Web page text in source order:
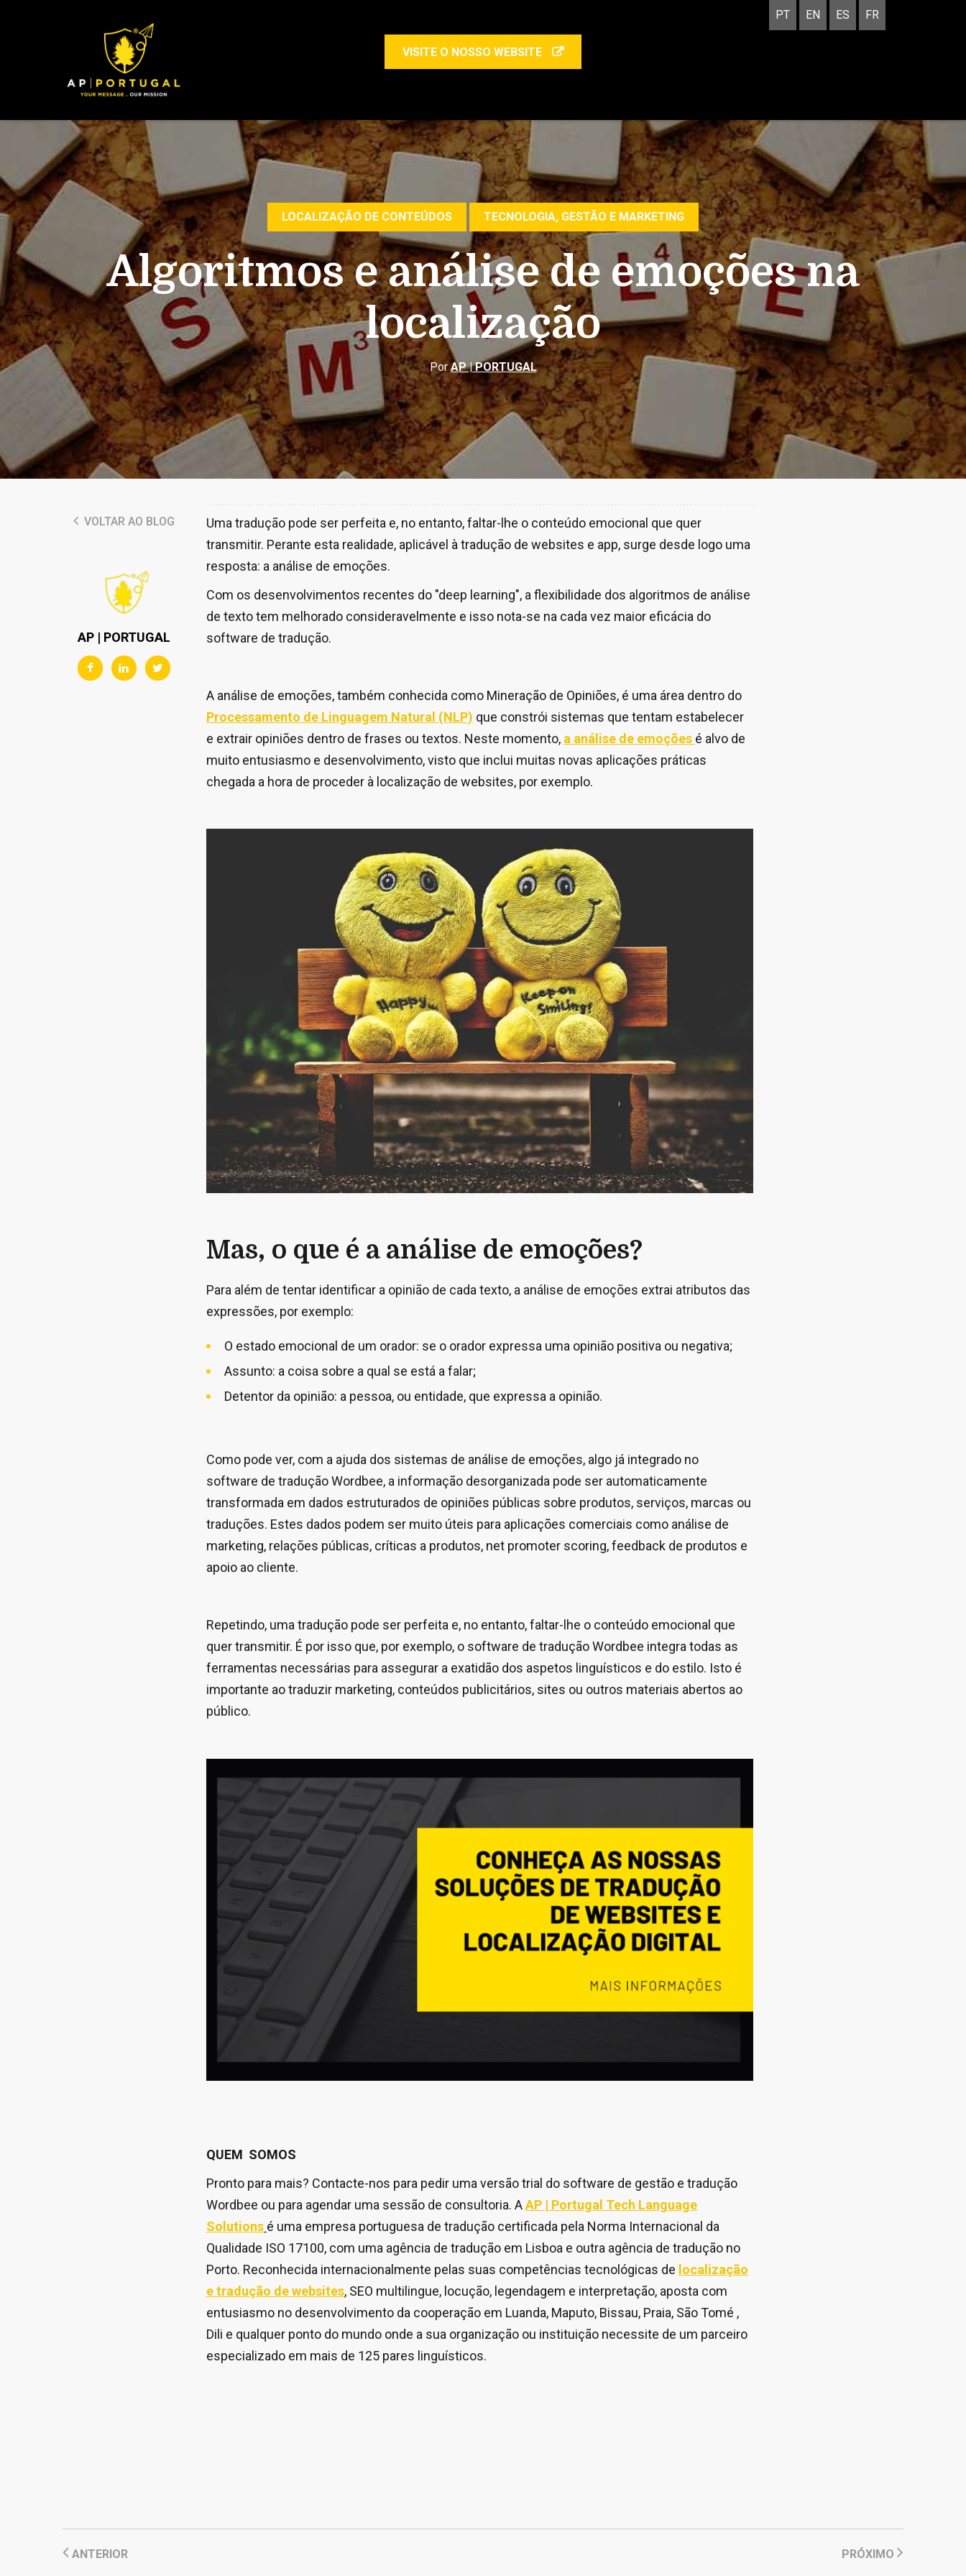
PT EN ES FR
VISITE O NOSSO WEBSITE
LOCALIZAÇÃO DE CONTEÚDOS TECNOLOGIA, GESTÃO E MARKETING
Algoritmos e análise de emoções na
localização
PorAP | PORTUGAL
VOLTAR AO BLOG
AP | PORTUGAL
Uma tradução pode ser perfeita e, no entanto, faltar-lhe o conteúdo emocional que quer
transmitir. Perante esta realidade, aplicável à tradução de websites e app, surge desde logo uma
resposta: a análise de emoções.
Com os desenvolvimentos recentes do "deep learning", a flexibilidade dos algoritmos de análise
de texto tem melhorado consideravelmente e isso nota-se na cada vez maior eficácia do
software de tradução.
A análise de emoções, também conhecida como Mineração de Opiniões, é uma área dentro do
Processamento de Linguagem Natural (NLP) que constrói sistemas que tentam estabelecer
e extrair opiniões dentro de frases ou textos. Neste momento, a análise de emoções é alvo de
muito entusiasmo e desenvolvimento, visto que inclui muitas novas aplicações práticas
chegada a hora de proceder à localização de websites, por exemplo.
Mas, o que é a análise de emoções?
Para além de tentar identificar a opinião de cada texto, a análise de emoções extrai atributos das
expressões, por exemplo:
O estado emocional de um orador: se o orador expressa uma opinião positiva ou negativa;
Assunto: a coisa sobre a qual se está a falar;
Detentor da opinião: a pessoa, ou entidade, que expressa a opinião.
Como pode ver, com a ajuda dos sistemas de análise de emoções, algo já integrado no
software de tradução Wordbee, a informação desorganizada pode ser automaticamente
transformada em dados estruturados de opiniões públicas sobre produtos, serviços, marcas ou
traduções. Estes dados podem ser muito úteis para aplicações comerciais como análise de
marketing, relações públicas, críticas a produtos, net promoter scoring, feedback de produtos e
apoio ao cliente.
Repetindo, uma tradução pode ser perfeita e, no entanto, faltar-lhe o conteúdo emocional que
quer transmitir. É por isso que, por exemplo, o software de tradução Wordbee integra todas as
ferramentas necessárias para assegurar a exatidão dos aspetos linguísticos e do estilo. Isto é
importante ao traduzir marketing, conteúdos publicitários, sites ou outros materiais abertos ao
público.
QUEM SOMOS
Pronto para mais? Contacte-nos para pedir uma versão trial do software de gestão e tradução
Wordbee ou para agendar uma sessão de consultoria. AAP | Portugal Tech Language
Solutions é uma empresa portuguesa de tradução certificada pela Norma Internacional da
Qualidade ISO 17100, com uma agência de tradução em Lisboa e outra agência de tradução no
Porto. Reconhecida internacionalmente pelas suas competências tecnológicas de localização
e tradução de websites, SEO multilingue, locução, legendagem e interpretação, aposta com
entusiasmo no desenvolvimento da cooperação em Luanda, Maputo, Bissau, Praia, São Tomé ,
Dili e qualquer ponto do mundo onde a sua organização ou instituição necessite de um parceiro
especializado em mais de 125 pares linguísticos.
ANTERIOR PRÓXIMO